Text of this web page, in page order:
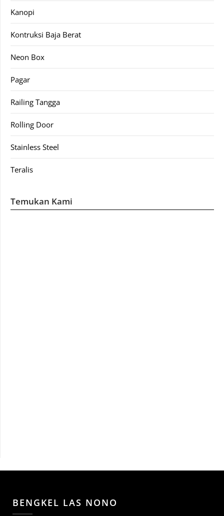
Kanopi
Kontruksi Baja Berat
Neon Box
Pagar
Railing Tangga
Rolling Door
Stainless Steel
Teralis
Temukan Kami
BENGKEL LAS NONO